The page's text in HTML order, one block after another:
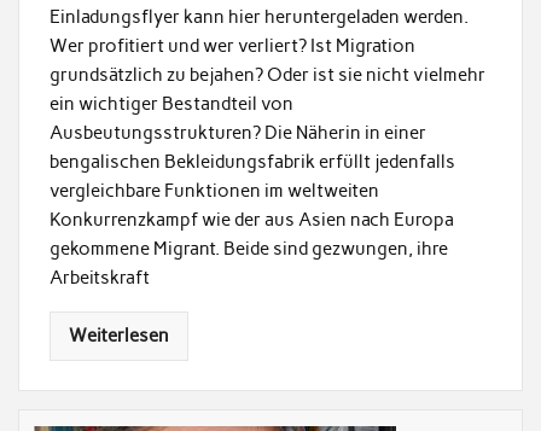
Einladungsflyer kann hier heruntergeladen werden.
Wer profitiert und wer verliert? Ist Migration
grundsätzlich zu bejahen? Oder ist sie nicht vielmehr
ein wichtiger Bestandteil von
Ausbeutungsstrukturen? Die Näherin in einer
bengalischen Bekleidungsfabrik erfüllt jedenfalls
vergleichbare Funktionen im weltweiten
Konkurrenzkampf wie der aus Asien nach Europa
gekommene Migrant. Beide sind gezwungen, ihre
Arbeitskraft
Weiterlesen